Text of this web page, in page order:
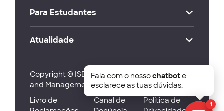
Para Estudantes
Atualidade
Copyright © ISEG Lisbon School of Economics
and Management 2026
Livro de
Canal de
Política de
1
Fala com o nossochatbote
esclarece as tuas dúvidas.